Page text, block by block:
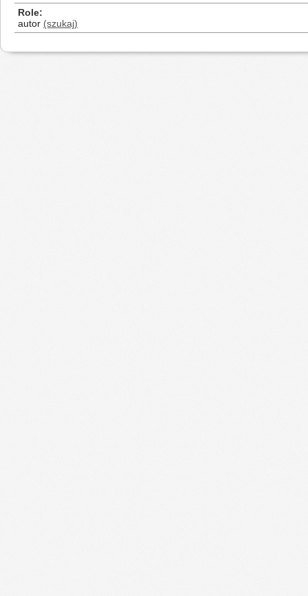
Role
autor (szukaj)